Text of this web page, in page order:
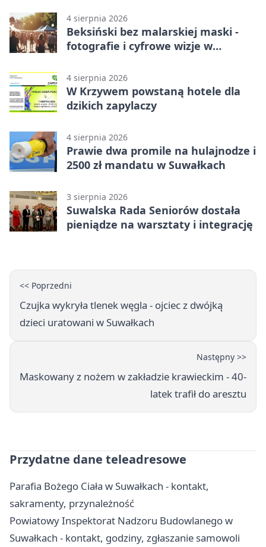
4 sierpnia 2026
Beksiński bez malarskiej maski -
fotografie i cyfrowe wizje w
4 sierpnia 2026
W Krzywem powstaną hotele dla
dzikich zapylaczy
4 sierpnia 2026
Prawie dwa promile na hulajnodze i
2500 zł mandatu w Suwałkach
3 sierpnia 2026
Suwalska Rada Seniorów dostała
pieniądze na warsztaty i integrację
<< Poprzedni
Czujka wykryła tlenek węgla - ojciec z dwójką
dzieci uratowani w Suwałkach
Następny >>
Maskowany z nożem w zakładzie krawieckim - 40-
latek trafił do aresztu
Przydatne dane teleadresowe
Parafia Bożego Ciała w Suwałkach - kontakt,
sakramenty, przynależność
Powiatowy Inspektorat Nadzoru Budowlanego w
Suwałkach - kontakt, godziny, zgłaszanie samowoli